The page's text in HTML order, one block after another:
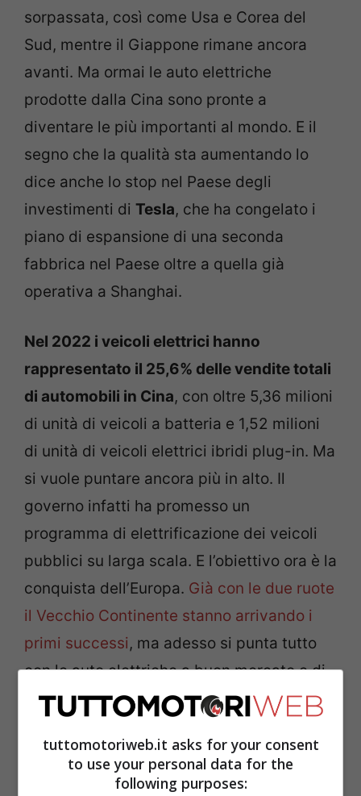
sorpassata, così come Usa e Corea del
Sud, mentre il Giappone rimane ancora
avanti. Ma ormai le auto elettriche
prodotte dalla Cina sono pronte a
diventare le più importanti al mondo. E il
segno che la qualità sta aumentando lo
dice anche lo stop nel Paese degli
investimenti di Tesla, che ha congelato i
piano di espansione di una seconda
fabbrica nel Paese oltre a quella già
operativa a Shanghai.
Nel 2022 i veicoli elettrici hanno
rappresentato il 25,6% delle vendite totali
di automobili in Cina, con oltre 5,36 milioni
di unità di veicoli a batteria e 1,52 milioni
di unità di veicoli elettrici ibridi plug-in. Ma
si vuole puntare ancora più in alto. Il
governo infatti ha promesso un
programma di elettrificazione dei veicoli
pubblici su larga scala. E l’obiettivo ora è la
conquista dell’Europa. Già con le due ruote
il Vecchio Continente stanno arrivando i
primi successi, ma adesso si punta tutto
con le auto elettriche a buon mercato e di
qualità.
tuttomotoriweb.it asks for your consent
to use your personal data for the
following purposes: